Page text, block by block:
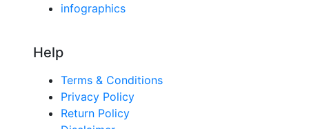
infographics
Help
Terms & Conditions
Privacy Policy
Return Policy